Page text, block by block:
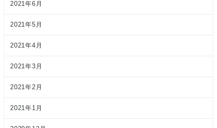
2021年6月
2021年5月
2021年4月
2021年3月
2021年2月
2021年1月